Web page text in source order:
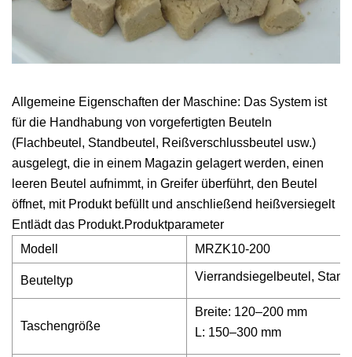
Allgemeine Eigenschaften der Maschine: Das System ist
für die Handhabung von vorgefertigten Beuteln
(Flachbeutel, Standbeutel, Reißverschlussbeutel usw.)
ausgelegt, die in einem Magazin gelagert werden, einen
leeren Beutel aufnimmt, in Greifer überführt, den Beutel
öffnet, mit Produkt befüllt und anschließend heißversiegelt
Entlädt das Produkt.Produktparameter
Modell
MRZK10-200
Beuteltyp Vierrandsiegelbeutel,
Taschengröße
Breite: 120–200 mm
L: 150–300 mm